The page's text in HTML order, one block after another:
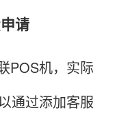
请
机，实际
通过添加客服